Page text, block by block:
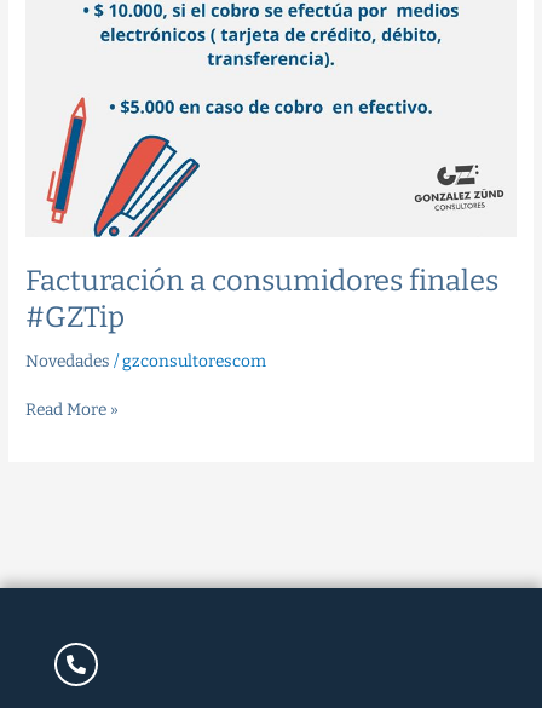
Facturación a consumidores finales
#GZTip
Novedades /gzconsultorescom
Read More »